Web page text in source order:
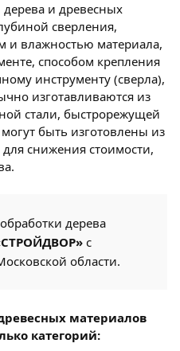
и древесных
сверления,
и влажностью материала,
способом крепления
инструменту (сверла),
изготавливаются из
стали, быстрорежущей
быть изготовлены из
снижения стоимости,
дерева
с
области.
материалов
категорий: